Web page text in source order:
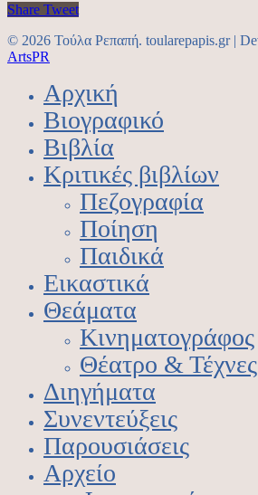
Share Tweet
© 2026 Τούλα Ρεπαπή. toularepapis.gr |
ArtsPR
Αρχική
Βιογραφικό
Βιβλία
Κριτικές βιβλίων
Πεζογραφία
Ποίηση
Παιδικά
Εικαστικά
Θεάματα
Κινηματογράφος
Θέατρο & Τέχνες
Διηγήματα
Συνεντεύξεις
Παρουσιάσεις
Αρχείο